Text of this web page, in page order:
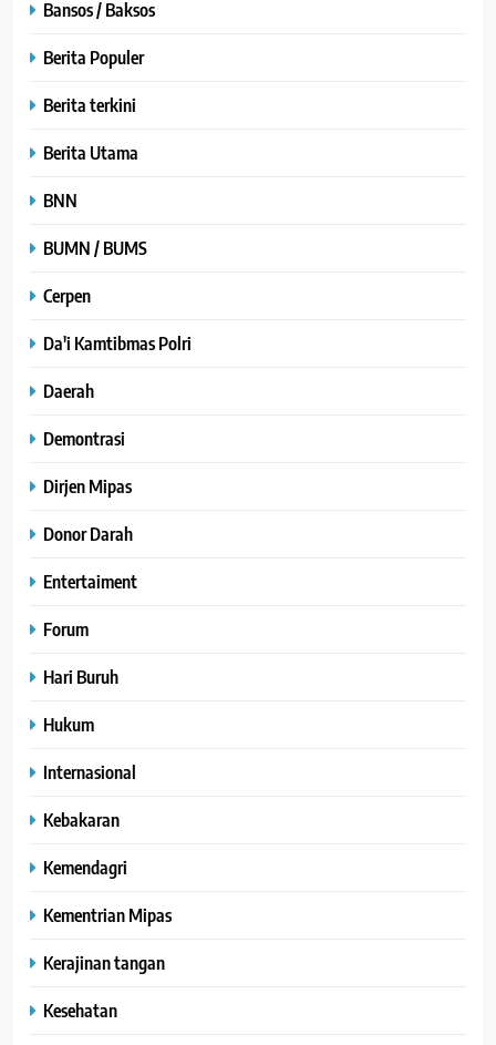
Bansos / Baksos
Berita Populer
Berita terkini
Berita Utama
BNN
BUMN / BUMS
Cerpen
Da'i Kamtibmas Polri
Daerah
Demontrasi
Dirjen Mipas
Donor Darah
Entertaiment
Forum
Hari Buruh
Hukum
Internasional
Kebakaran
Kemendagri
Kementrian Mipas
Kerajinan tangan
Kesehatan